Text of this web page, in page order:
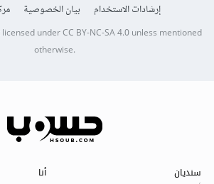
إرشادات الاستخدام
بيان الخصوصية
licensed underCC BY-NC-SA 4.0unless mentioned
otherwise.